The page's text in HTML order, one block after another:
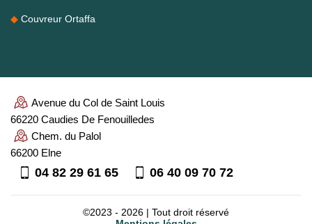
Couvreur Ortaffa
Avenue du Col de Saint Louis
66220 Caudies De Fenouilledes
Chem. du Palol
66200 Elne
04 82 29 61 65 06 40 09 70 72
©2023 - 2026 | Tout droit réservé